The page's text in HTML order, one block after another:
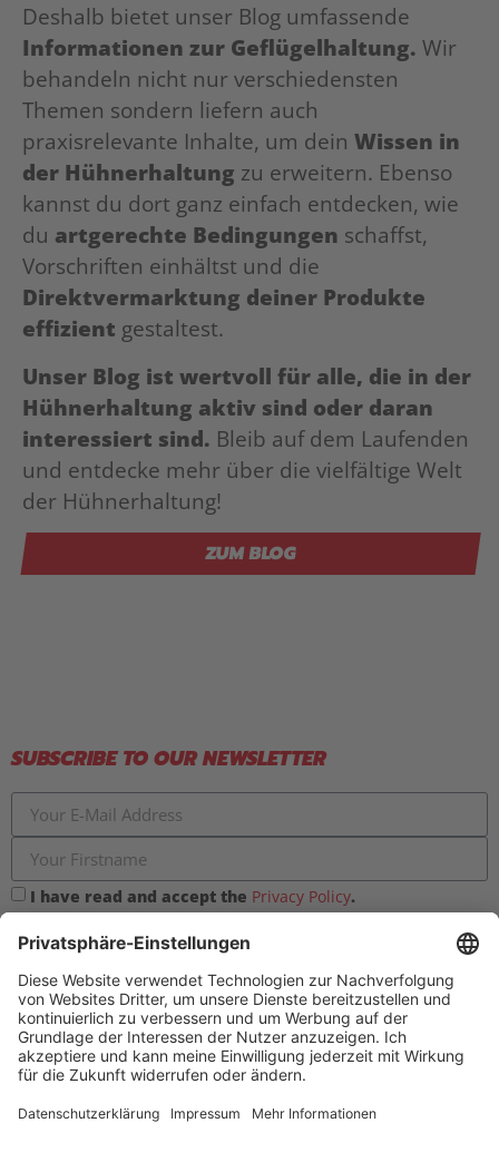
Deshalb bietet unser Blog umfassende
Informationen zur Geflügelhaltung. Wir
behandeln nicht nur verschiedensten
Themen sondern liefern auch
praxisrelevante Inhalte, um dein Wissen in
der Hühnerhaltung zu erweitern. Ebenso
kannst du dort ganz einfach entdecken, wie
du artgerechte Bedingungen schaffst,
Vorschriften einhältst und die
Direktvermarktung deiner Produkte
effizient gestaltest.
Unser Blog ist wertvoll für alle, die in der
Hühnerhaltung aktiv sind oder daran
interessiert sind. Bleib auf dem Laufenden
und entdecke mehr über die vielfältige Welt
der Hühnerhaltung!
ZUM BLOG
SUBSCRIBE TO OUR NEWSLETTER
I have read and accept the Privacy Policy.
farmermobil regularly. I can unsubscribe from the
newsletter at any time.
Register now for free!